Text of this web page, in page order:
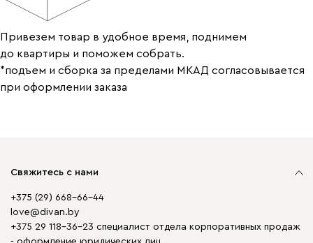
Привезем товар в удобное время, поднимем
до квартиры и поможем собрать.
*подъем и сборка за пределами МКАД согласовывается
при оформлении заказа
Свяжитесь с нами
+375 (29) 668-66-44
love@divan.by
+375 29 118-36-23 специалист отдела корпоративных продаж